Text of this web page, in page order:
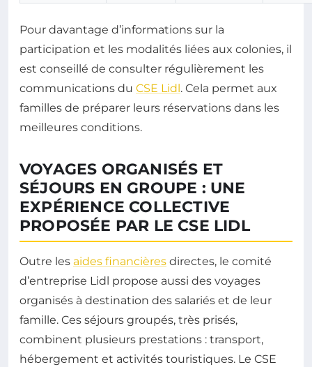
Pour davantage d’informations sur la
participation et les modalités liées aux colonies, il
est conseillé de consulter régulièrement les
communications du CSE Lidl . Cela permet aux
familles de préparer leurs réservations dans les
meilleures conditions.
VOYAGES ORGANISÉS ET
SÉJOURS EN GROUPE : UNE
EXPÉRIENCE COLLECTIVE
PROPOSÉE PAR LE CSE LIDL
Outre les aides financières directes, le comité
d’entreprise Lidl propose aussi des voyages
organisés à destination des salariés et de leur
famille. Ces séjours groupés, très prisés,
combinent plusieurs prestations : transport,
hébergement et activités touristiques. Le CSE